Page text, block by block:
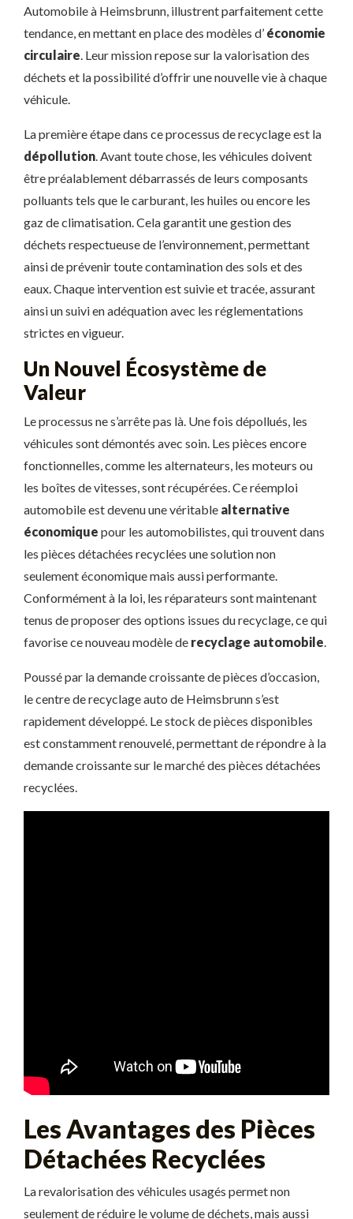
Automobile à Heimsbrunn, illustrent parfaitement cette
tendance, en mettant en place des modèles d’ économie
circulaire. Leur mission repose sur la valorisation des
déchets et la possibilité d’offrir une nouvelle vie à chaque
véhicule.
La première étape dans ce processus de recyclage est la
dépollution. Avant toute chose, les véhicules doivent
être préalablement débarrassés de leurs composants
polluants tels que le carburant, les huiles ou encore les
gaz de climatisation. Cela garantit une gestion des
déchets respectueuse de l’environnement, permettant
ainsi de prévenir toute contamination des sols et des
eaux. Chaque intervention est suivie et tracée, assurant
ainsi un suivi en adéquation avec les réglementations
strictes en vigueur.
Un Nouvel Écosystème de
Valeur
Le processus ne s’arrête pas là. Une fois dépollués, les
véhicules sont démontés avec soin. Les pièces encore
fonctionnelles, comme les alternateurs, les moteurs ou
les boîtes de vitesses, sont récupérées. Ce réemploi
automobile est devenu une véritable alternative
économique pour les automobilistes, qui trouvent dans
les pièces détachées recyclées une solution non
seulement économique mais aussi performante.
Conformément à la loi, les réparateurs sont maintenant
tenus de proposer des options issues du recyclage, ce qui
favorise ce nouveau modèle de recyclage automobile.
Poussé par la demande croissante de pièces d’occasion,
le centre de recyclage auto de Heimsbrunn s’est
rapidement développé. Le stock de pièces disponibles
est constamment renouvelé, permettant de répondre à la
demande croissante sur le marché des pièces détachées
recyclées.
Les Avantages des Pièces
Détachées Recyclées
La revalorisation des véhicules usagés permet non
seulement de réduire le volume de déchets, mais aussi